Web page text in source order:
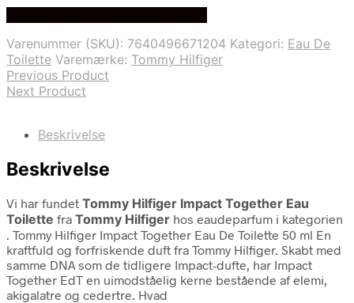
Varenummer (SKU): 7640496671204 Kategori: Eau De
Toilette Varemærke: Tommy Hilfiger
Previous Product
Next Product
Beskrivelse
Beskrivelse
Vi har fundet Tommy Hilfiger Impact Together Eau
Toilette fra Tommy Hilfiger hos eaudeparfum i kategorien
. Tommy Hilfiger Impact Together Eau De Toilette 50 ml En
kraftfuld og forfriskende duft fra Tommy Hilfiger. Skabt med
samme DNA som de tidligere Impact-dufte, har Impact
Together EdT en uimodståelig kerne bestående af elemi,
akigalatre og cedertre. Hvad